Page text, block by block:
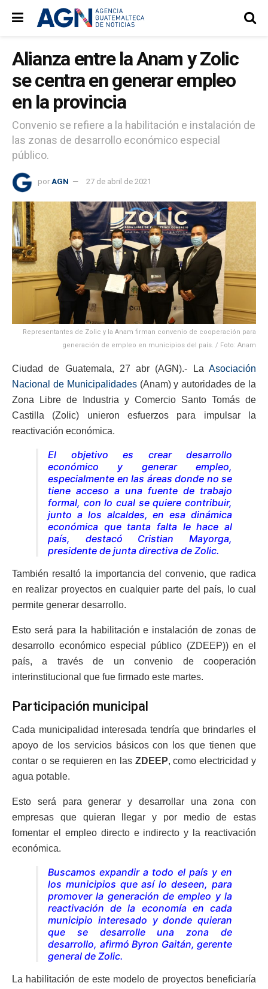
Alianza entre la Anam y Zolic
se centra en generar empleo
en la provincia
Convenio se refiere a la habilitación e instalación de
las zonas de desarrollo económico especial
público.
por AGN 27 de abril de 2021
Representantes de Zolic y la Anam firman convenio de cooperación para
generación de empleo en municipios del país. / Foto: Anam
Ciudad de Guatemala, 27 abr (AGN).- La Asociación
Nacional de Municipalidades(Anam) y autoridades de la
Zona Libre de Industria y Comercio Santo Tomás de
Castilla (Zolic) unieron esfuerzos para impulsar la
reactivación económica.
El objetivo es crear desarrollo
económico y generar empleo,
especialmente en las áreas donde no se
tiene acceso a una fuente de trabajo
formal, con lo cual se quiere contribuir,
junto a los alcaldes, en esa dinámica
económica que tanta falta le hace al
país, destacó Cristian Mayorga,
presidente de junta directiva de Zolic.
También resaltó la importancia del convenio, que radica
en realizar proyectos en cualquier parte del país, lo cual
permite generar desarrollo.
Esto será para la habilitación e instalación de zonas de
desarrollo económico especial público (ZDEEP)) en el
país, a través de un convenio de cooperación
interinstitucional que fue firmado este martes.
Participación municipal
Cada municipalidad interesada tendría que brindarles el
apoyo de los servicios básicos con los que tienen que
contar o se requieren en las ZDEEP, como electricidad y
agua potable.
Esto será para generar y desarrollar una zona con
empresas que quieran llegar y por medio de estas
fomentar el empleo directo e indirecto y la reactivación
económica.
Buscamos expandir a todo el país y en
los municipios que así lo deseen, para
promover la generación de empleo y la
reactivación de la economía en cada
municipio interesado y donde quieran
que se desarrolle una zona de
desarrollo, afirmó Byron Gaitán, gerente
general de Zolic.
La habilitación de este modelo de proyectos beneficiaría